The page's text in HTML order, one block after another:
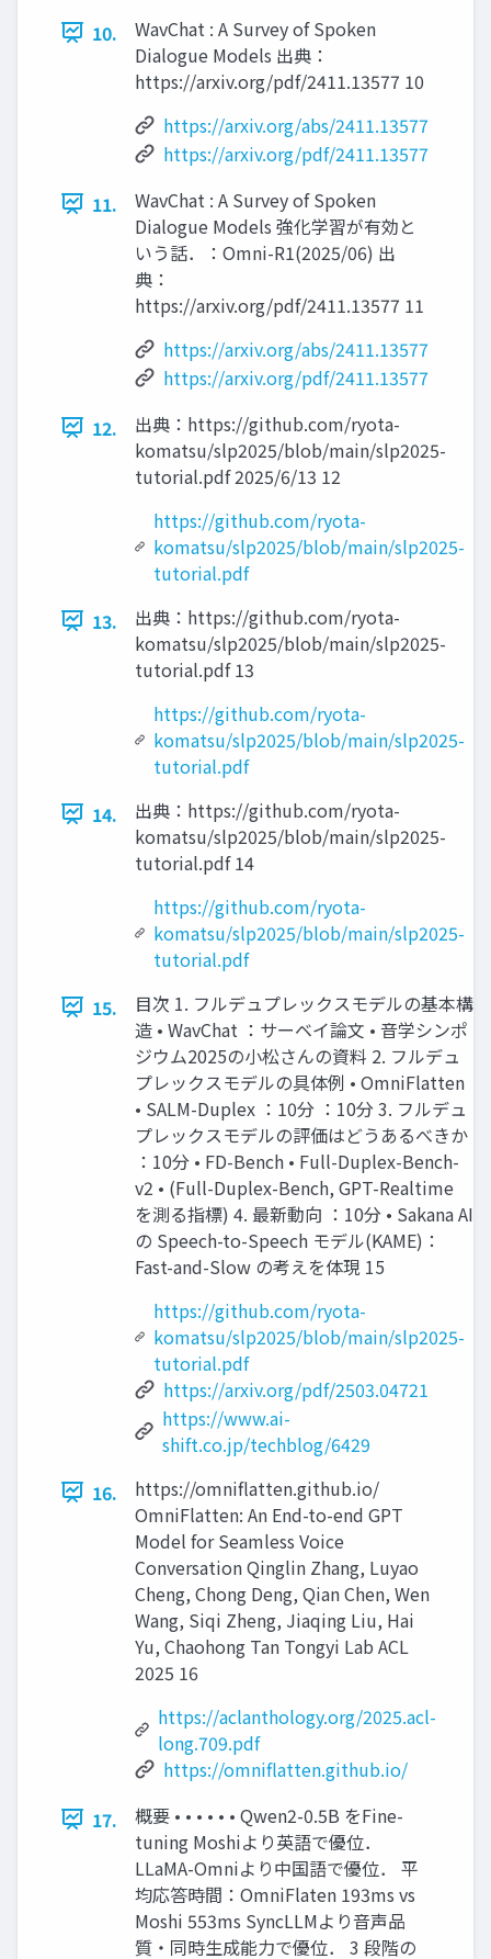
10.
WavChat : A Survey of Spoken
Dialogue Models 出典：
https://arxiv.org/pdf/2411.13577 10
https://arxiv.org/abs/2411.13577
https://arxiv.org/pdf/2411.13577
11.
WavChat : A Survey of Spoken
Dialogue Models 強化学習が有効と
いう話．：Omni-R1(2025/06) 出
典：
https://arxiv.org/pdf/2411.13577 11
https://arxiv.org/abs/2411.13577
https://arxiv.org/pdf/2411.13577
12.
出典：https://github.com/ryota-
komatsu/slp2025/blob/main/slp2025-
tutorial.pdf 2025/6/13 12
https://github.com/ryota-
komatsu/slp2025/blob/main/slp2025-
tutorial.pdf
13.
出典：https://github.com/ryota-
komatsu/slp2025/blob/main/slp2025-
tutorial.pdf 13
https://github.com/ryota-
komatsu/slp2025/blob/main/slp2025-
tutorial.pdf
14.
出典：https://github.com/ryota-
komatsu/slp2025/blob/main/slp2025-
tutorial.pdf 14
https://github.com/ryota-
komatsu/slp2025/blob/main/slp2025-
tutorial.pdf
15.
目次 1. フルデュプレックスモデルの基本構
造 • WavChat ：サーベイ論文 • 音学シンポ
ジウム2025の小松さんの資料 2. フルデュ
プレックスモデルの具体例 • OmniFlatten
• SALM-Duplex ：10分 ：10分 3. フルデュ
プレックスモデルの評価はどうあるべきか
：10分 • FD-Bench • Full-Duplex-Bench-
v2 • (Full-Duplex-Bench, GPT-Realtime
を測る指標) 4. 最新動向 ：10分 • Sakana AI
の Speech-to-Speech モデル(KAME)：
Fast-and-Slow の考えを体現 15
https://github.com/ryota-
komatsu/slp2025/blob/main/slp2025-
tutorial.pdf
https://arxiv.org/pdf/2503.04721
https://www.ai-
shift.co.jp/techblog/6429
16.
https://omniflatten.github.io/
OmniFlatten: An End-to-end GPT
Model for Seamless Voice
Conversation Qinglin Zhang, Luyao
Cheng, Chong Deng, Qian Chen, Wen
Wang, Siqi Zheng, Jiaqing Liu, Hai
Yu, Chaohong Tan Tongyi Lab ACL
2025 16
https://aclanthology.org/2025.acl-
long.709.pdf
https://omniflatten.github.io/
17.
概要 • • • • • • Qwen2-0.5B をFine-
tuning Moshiより英語で優位．
LLaMA-Omniより中国語で優位． 平
均応答時間：OmniFlaten 193ms vs
Moshi 553ms SyncLLMより音声品
質・同時生成能力で優位． 3 段階の